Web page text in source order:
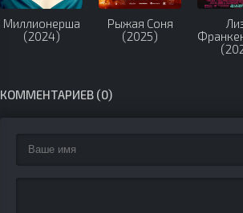
Миллионерша
(2024)
Рыжая Соня
(2025)
КОММЕНТАРИЕВ (0)